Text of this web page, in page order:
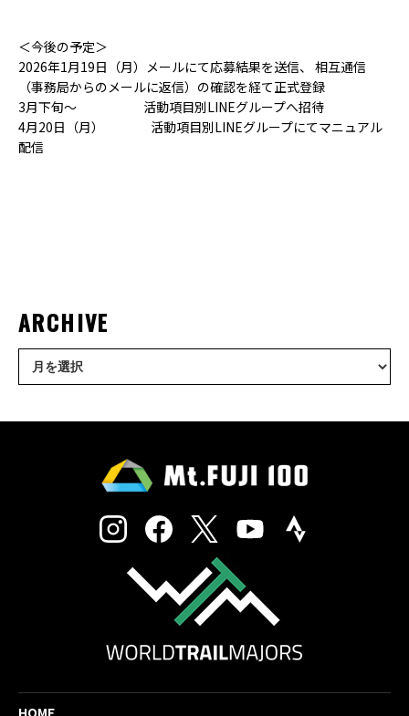
＜今後の予定＞
2026年1月19日（月）メールにて応募結果を送信、 相互通信
（事務局からのメールに返信）の確認を経て正式登録
3月下旬～ 活動項目別LINEグループへ招待
4月20日（月） 活動項目別LINEグループにてマニュアル
配信
ARCHIVE